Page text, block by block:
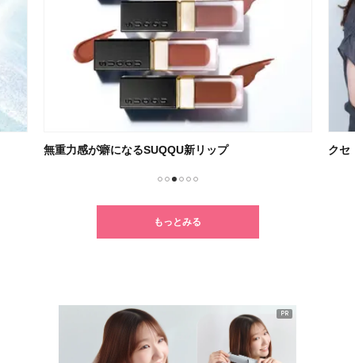
無重力感が癖になるSUQQU新リップ クセ
もっとみる
PR